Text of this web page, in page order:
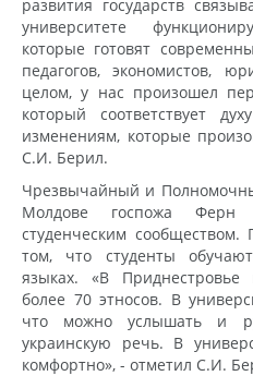
развития государств
университете
которые готовят
педагогов, экономистов,
целом, у нас произошел
который соответствует
изменениям, которые
С.И. Берил.
Чрезвычайный и
Молдове госпожа Ферн
студенческим сообществом.
том, что студенты
языках. «В Приднестровье
более 70 этносов. В
что можно услышать и
украинскую речь. В
комфортно», - отметил С.И.